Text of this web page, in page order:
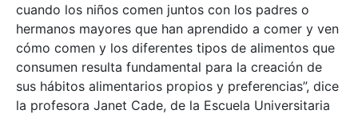
cuando los niños comen juntos con los padres o
hermanos mayores que han aprendido a comer y ven
cómo comen y los diferentes tipos de alimentos que
consumen resulta fundamental para la creación de
sus hábitos alimentarios propios y preferencias”, dice
la profesora Janet Cade, de la Escuela Universitaria